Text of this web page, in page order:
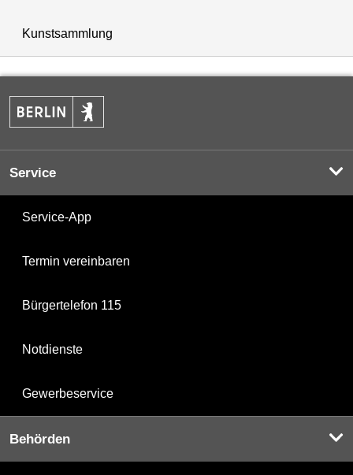
Kunstsammlung
Service
Service-App
Termin vereinbaren
Bürgertelefon 115
Notdienste
Gewerbeservice
Behörden